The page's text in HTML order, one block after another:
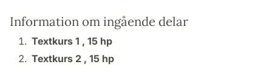
Information om ingående delar
Textkurs 1 , 15 hp
Textkurs 2 , 15 hp